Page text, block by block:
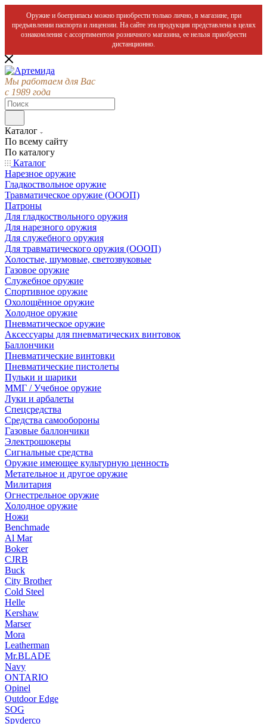
Оружие и боеприпасы можно приобрести только лично, в магазине, при
предъявлении паспорта и лицензии. На сайте эта продукция представлена в целях
ознакомления с ассортиментом розничного магазина, ее нельзя приобрести
дистанционно.
Мы работаем для Вас
с 1989 года
Каталог
По всему сайту
По каталогу
Каталог
Нарезное оружие
Гладкоствольное оружие
Травматическое оружие (ОООП)
Патроны
Для гладкоствольного оружия
Для нарезного оружия
Для служебного оружия
Для травматического оружия (ОООП)
Холостые, шумовые, светозвуковые
Газовое оружие
Служебное оружие
Спортивное оружие
Охолощённое оружие
Холодное оружие
Пневматическое оружие
Аксессуары для пневматических винтовок
Баллончики
Пневматические винтовки
Пневматические пистолеты
Пульки и шарики
ММГ / Учебное оружие
Луки и арбалеты
Спецсредства
Средства самообороны
Газовые баллончики
Электрошокеры
Сигнальные средства
Оружие имеющее культурную ценность
Метательное и другое оружие
Милитария
Огнестрельное оружие
Холодное оружие
Ножи
Benchmade
Al Mar
Boker
CJRB
Buck
City Brother
Cold Steel
Helle
Kershaw
Marser
Mora
Leatherman
Mr.BLADE
Navy
ONTARIO
Opinel
Outdoor Edge
SOG
Spyderco